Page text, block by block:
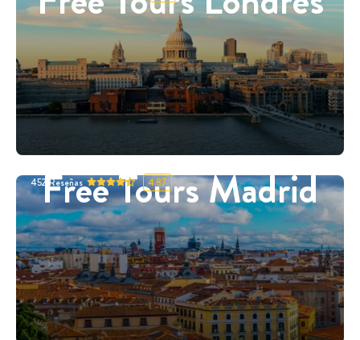
Free Tours Madrid
452 Reseñas 4.87